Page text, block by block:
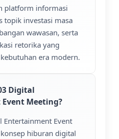
platform informasi
topik investasi masa
wawasan, serta
retorika yang
era modern.
Digital
Meeting?
Event
hiburan digital